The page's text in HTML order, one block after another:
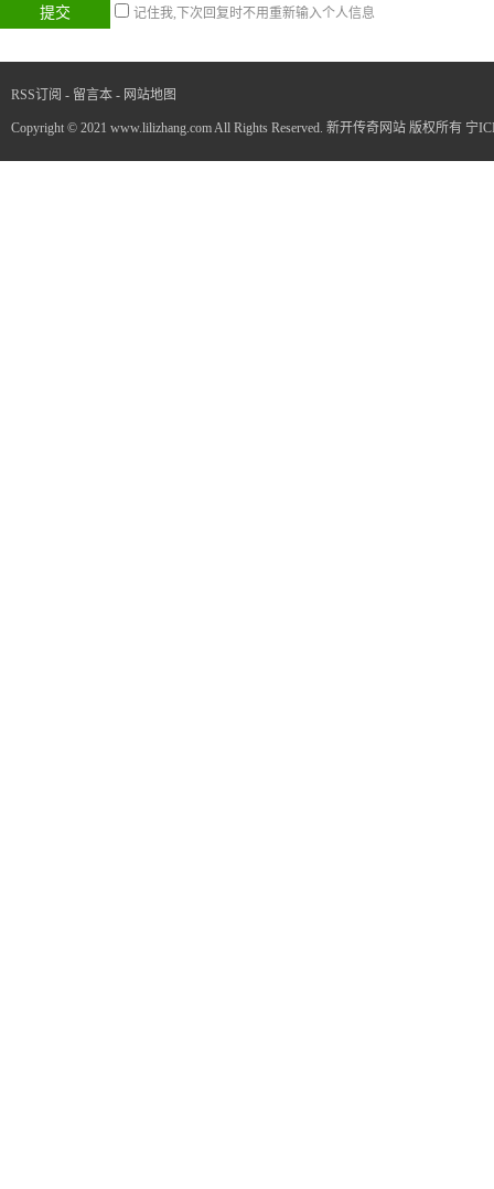
记住我,下次回复时不用重新输入个人信息
RSS订阅 - 留言本 - 网站地图
Copyright © 2021 www.lilizhang.com All Rights Reserved. 新开传奇网站 版权所有 宁